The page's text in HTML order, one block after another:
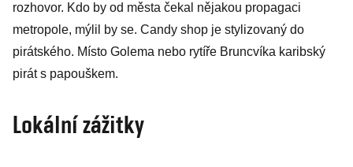
rozhovor. Kdo by od města čekal nějakou propagaci
metropole, mýlil by se. Candy shop je stylizovaný do
pirátského. Místo Golema nebo rytíře Bruncvíka karibský
pirát s papouškem.
Lokální zážitky